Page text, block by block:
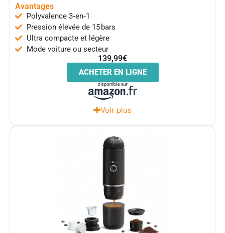
Avantages
Polyvalence 3‑en‑1
Pression élevée de 15 bars
Ultra compacte et légère
Mode voiture ou secteur
139,99€
ACHETER EN LIGNE
Voir plus